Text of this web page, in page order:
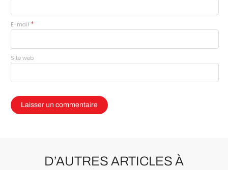
E-mail *
Site web
D’AUTRES ARTICLES À